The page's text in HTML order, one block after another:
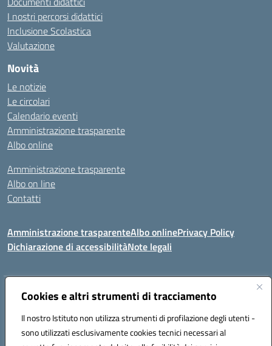
Cookies e altri strumenti di tracciamento
Il nostro Istituto non utilizza strumenti di profilazione degli utenti -
sono utilizzati esclusivamente cookies tecnici necessari al
I nostri percorsi didattici
Inclusione Scolastica
Valutazione
Novità
Le notizie
Le circolari
Calendario eventi
Amministrazione trasparente
Albo online
Amministrazione trasparente
Albo on line
Contatti
Amministrazione trasparenteAlbo onlinePrivacy Policy
Dichiarazione di accessibilitàNote legali
Indirizzo:Via Tirso, 07011 Bono (SS)
Posta elettronica certificata (PEC):ssic820006@pec.istruzione.it
Codice fiscale: 81000530907